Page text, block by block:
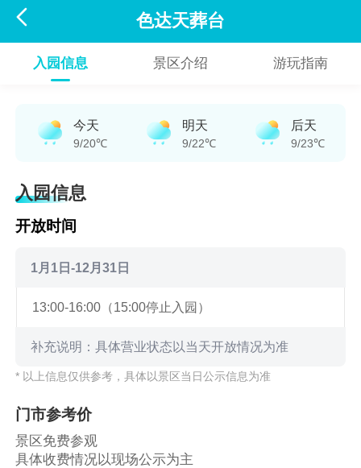
 色达天葬台
入园信息 景区介绍 游玩指南
今天
9/20℃
明天
9/22℃
后天
9/23℃
入园信息
开放时间
1月1日-12月31日
13:00-16:00（15:00停止入园）
补充说明：具体营业状态以当天开放情况为准
* 以上信息仅供参考，具体以景区当日公示信息为准
门市参考价
景区免费参观
具体收费情况以现场公示为主